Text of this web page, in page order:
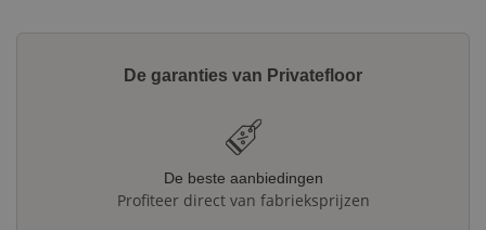
De garanties van Privatefloor
De beste aanbiedingen
Profiteer direct van fabrieksprijzen